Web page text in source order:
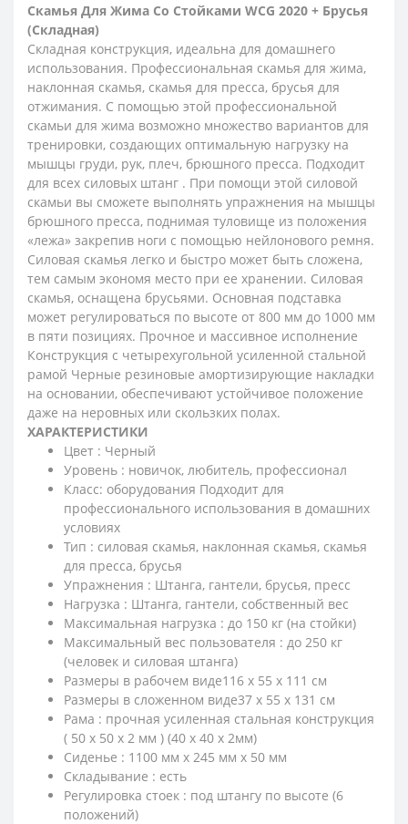
Скамья Для Жима Со Стойками WCG 2020 + Брусья
(Складная)
Складная конструкция, идеальна для домашнего
использования. Профессиональная скамья для жима,
наклонная скамья, скамья для пресса, брусья для
отжимания. С помощью этой профессиональной
скамьи для жима возможно множество вариантов для
тренировки, создающих оптимальную нагрузку на
мышцы груди, рук, плеч, брюшного пресса. Подходит
для всех силовых штанг . При помощи этой силовой
скамьи вы сможете выполнять упражнения на мышцы
брюшного пресса, поднимая туловище из положения
«лежа» закрепив ноги с помощью нейлонового ремня.
Силовая скамья легко и быстро может быть сложена,
тем самым экономя место при ее хранении. Силовая
скамья, оснащена брусьями. Основная подставка
может регулироваться по высоте от 800 мм до 1000 мм
в пяти позициях. Прочное и массивное исполнение
Конструкция с четырехугольной усиленной стальной
рамой Черные резиновые амортизирующие накладки
на основании, обеспечивают устойчивое положение
даже на неровных или скользких полах.
ХАРАКТЕРИСТИКИ
Цвет : Черный
Уровень : новичок, любитель, профессионал
Класс: оборудования Подходит для
профессионального использования в домашних
условиях
Тип : силовая скамья, наклонная скамья, скамья
для пресса, брусья
Упражнения : Штанга, гантели, брусья, пресс
Нагрузка : Штанга, гантели, собственный вес
Максимальная нагрузка : до 150 кг (на стойки)
Максимальный вес пользователя : до 250 кг
(человек и силовая штанга)
Размеры в рабочем виде116 х 55 х 111 см
Размеры в сложенном виде37 х 55 х 131 см
Рама : прочная усиленная стальная конструкция
( 50 х 50 х 2 мм ) (40 х 40 х 2мм)
Сиденье : 1100 мм х 245 мм х 50 мм
Складывание : есть
Регулировка стоек : под штангу по высоте (6
положений)